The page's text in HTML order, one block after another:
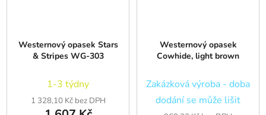
Westernový opasek Stars
& Stripes WG-303
1-3 týdny
1 328,10 Kč bez DPH
Westernový opasek
Cowhide, light brown
Zakázková výroba - doba
dodání se může lišit